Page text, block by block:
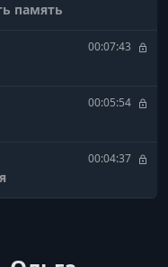
память
00:07:43
00:05:54
00:04:37